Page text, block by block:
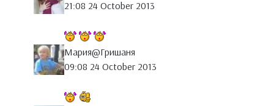
21:08 24 October 2013
Мария@Гришаня
09:08 24 October 2013